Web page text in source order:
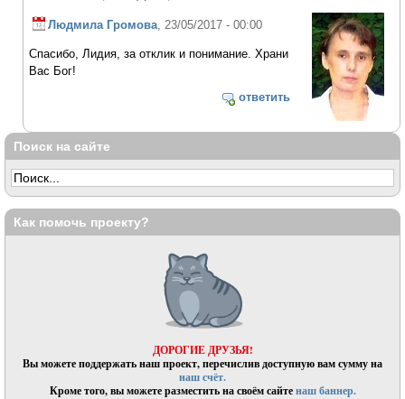
Людмила Громова , 23/05/2017 - 00:00
Спасибо, Лидия, за отклик и понимание. Храни
Вас Бог!
ответить
Поиск на сайте
Как помочь проекту?
ДОРОГИЕ ДРУЗЬЯ!
Вы можете поддержать наш проект, перечислив доступную вам сумму на
наш счёт.
Кроме того, вы можете разместить на своём сайтенаш баннер.